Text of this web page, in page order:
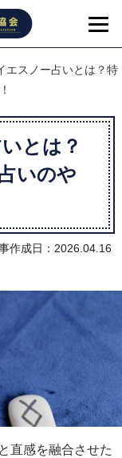
エスノー占いとは？特
とは？
いのや
作成日：2026.04.16
直感を融合させた